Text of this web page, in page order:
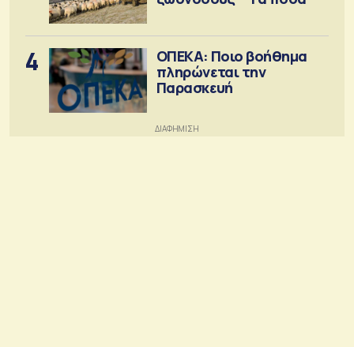
4
ΟΠΕΚΑ: Ποιο βοήθημα
πληρώνεται την
Παρασκευή